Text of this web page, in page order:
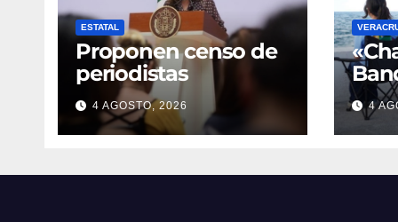
ESTATAL
Proponen censo de
periodistas
4 AGOSTO, 2026 4